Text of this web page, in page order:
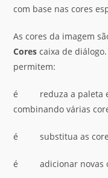
com base nas cores
As cores da imagem
Cores caixa de
permitem:
é reduza a paleta
combinando várias
é substitua as cores
é adicionar novas